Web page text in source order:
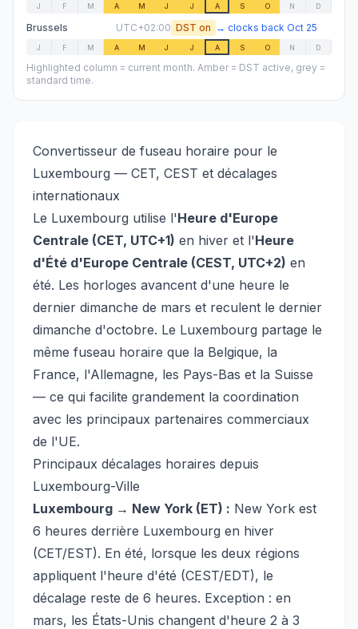
J F M A M J J A S O N D
Brussels UTC+02:00 DST on → clocks back Oct 25
J F M A M J J A S O N D
Highlighted column = current month. Amber = DST active, grey =
standard time.
Convertisseur de fuseau horaire pour le
Luxembourg — CET, CEST et décalages
internationaux
Le Luxembourg utilise l'Heure d'Europe
Centrale (CET, UTC+1) en hiver et l'Heure
d'Été d'Europe Centrale (CEST, UTC+2) en
été. Les horloges avancent d'une heure le
dernier dimanche de mars et reculent le dernier
dimanche d'octobre. Le Luxembourg partage le
même fuseau horaire que la Belgique, la
France, l'Allemagne, les Pays-Bas et la Suisse
— ce qui facilite grandement la coordination
avec les principaux partenaires commerciaux
de l'UE.
Principaux décalages horaires depuis
Luxembourg-Ville
Luxembourg → New York (ET) : New York est
6 heures derrière Luxembourg en hiver
(CET/EST). En été, lorsque les deux régions
appliquent l'heure d'été (CEST/EDT), le
décalage reste de 6 heures. Exception : en
mars, les États-Unis changent d'heure 2 à 3